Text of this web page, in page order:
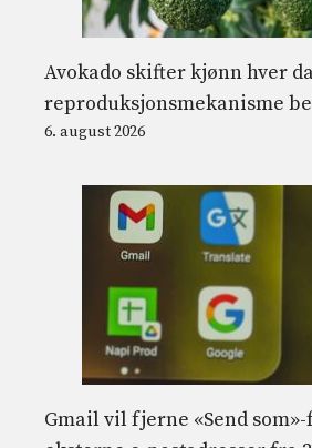
Avokado skifter kjønn hver
reproduksjonsmekanisme
6. august 2026
Gmail vil fjerne «Send